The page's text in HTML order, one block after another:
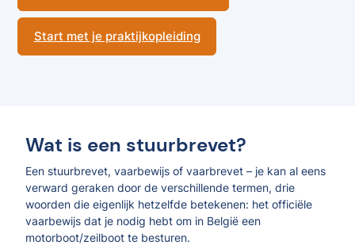
Start met je praktijkopleiding
Wat is een stuurbrevet?
Een stuurbrevet, vaarbewijs of vaarbrevet – je kan al eens
verward geraken door de verschillende termen, drie
woorden die eigenlijk hetzelfde betekenen: het officiële
vaarbewijs dat je nodig hebt om in België een
motorboot/zeilboot te besturen.